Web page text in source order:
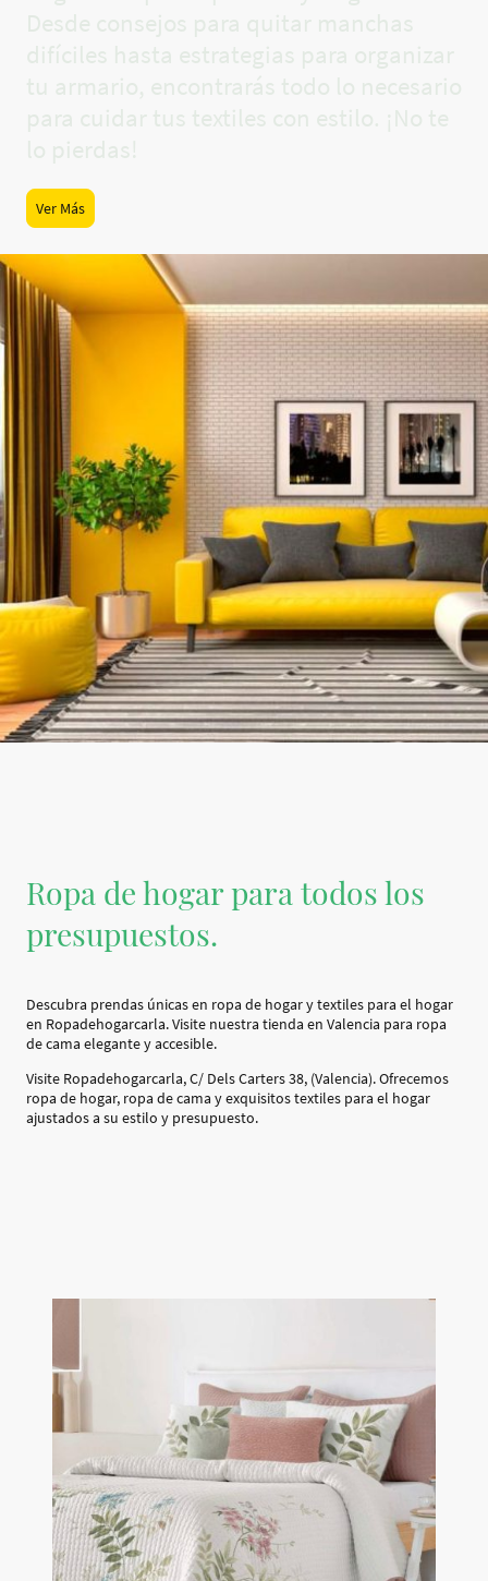
Ver Más
Ropa de hogar para todos los
presupuestos.
Descubra prendas únicas en ropa de hogar y textiles para el hogar
en Ropadehogarcarla. Visite nuestra tienda en Valencia para ropa
de cama elegante y accesible.
Visite Ropadehogarcarla, C/ Dels Carters 38, (Valencia). Ofrecemos
ropa de hogar, ropa de cama y exquisitos textiles para el hogar
ajustados a su estilo y presupuesto.